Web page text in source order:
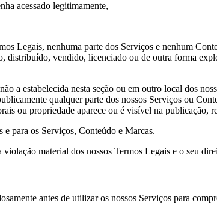
acessado legitimamente,
Legais, nenhuma parte dos Serviços e nenhum
vendido, licenciado ou de outra forma
a estabelecida nesta seção ou em outro local dos
qualquer parte dos nossos Serviços ou
ou propriedade aparece ou é visível na publicação,
e para os Serviços, Conteúdo e Marcas.
material dos nossos Termos Legais e o seu
antes de utilizar os nossos Serviços para